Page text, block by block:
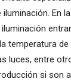
En
temperatura de
luces, entre
si son